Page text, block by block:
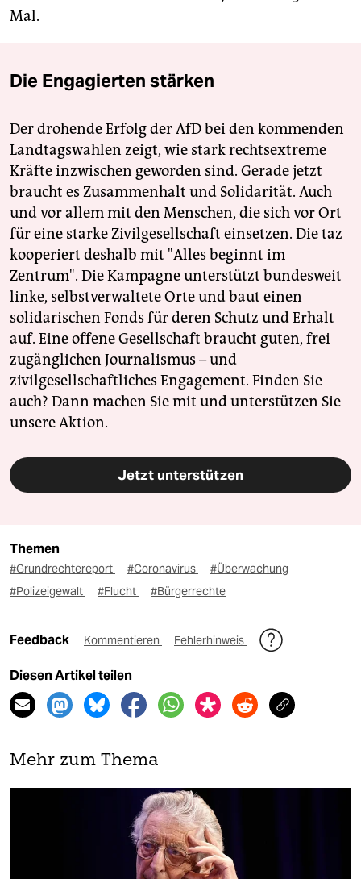
Mal.
Die Engagierten stärken
Der drohende Erfolg der AfD bei den kommenden
Landtagswahlen zeigt, wie stark rechtsextreme
Kräfte inzwischen geworden sind. Gerade jetzt
braucht es Zusammenhalt und Solidarität. Auch
und vor allem mit den Menschen, die sich vor Ort
für eine starke Zivilgesellschaft einsetzen. Die taz
kooperiert deshalb mit "Alles beginnt im
Zentrum". Die Kampagne unterstützt bundesweit
linke, selbstverwaltete Orte und baut einen
solidarischen Fonds für deren Schutz und Erhalt
auf. Eine offene Gesellschaft braucht guten, frei
zugänglichen Journalismus – und
zivilgesellschaftliches Engagement. Finden Sie
auch? Dann machen Sie mit und unterstützen Sie
unsere Aktion.
Jetzt unterstützen
Themen
#Grundrechtereport #Coronavirus
#Überwachung
#Polizeigewalt
#Flucht #Bürgerrechte
Feedback Kommentieren Fehlerhinweis
Diesen Artikel teilen
Mehr zum Thema